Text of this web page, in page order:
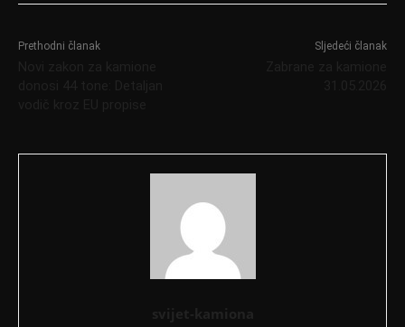
Prethodni članak Sljedeći članak